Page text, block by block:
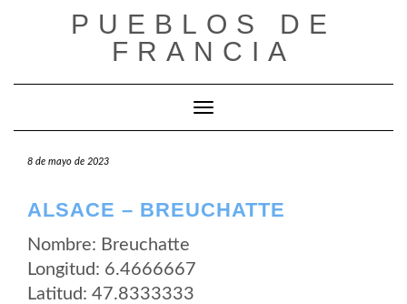
PUEBLOS DE
FRANCIA
Cambiar modo de navegación
8 de mayo de 2023
ALSACE – BREUCHATTE
Nombre: Breuchatte
Longitud: 6.4666667
Latitud: 47.8333333